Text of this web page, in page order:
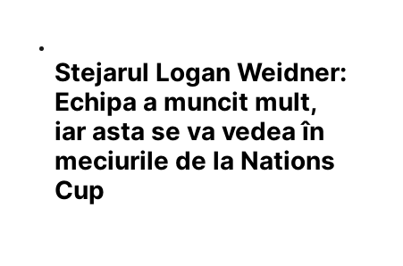
Stejarul Logan Weidner:
Echipa a muncit mult,
iar asta se va vedea în
meciurile de la Nations
Cup